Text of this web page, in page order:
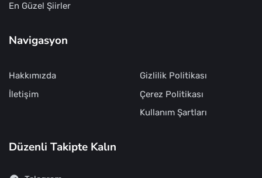
En Güzel Şiirler
Navigasyon
Hakkımızda
İletişim
Gizlilik Politikası
Çerez Politikası
Kullanım Şartları
Düzenli Takipte Kalın